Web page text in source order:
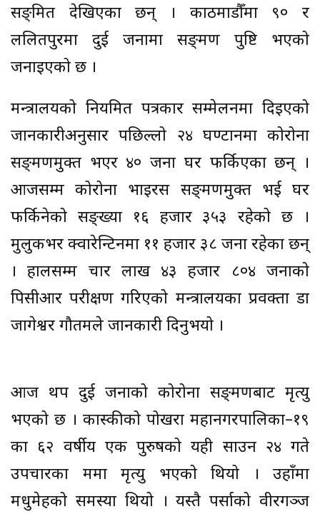
सङ्क्रमित देखिएका छन् । काठमाडौँमा ९० र
ललितपुरमा दुई जनामा सङ्क्रमण पुष्टि भएको
जनाइएको छ ।
मन्त्रालयको नियमित पत्रकार सम्मेलनमा दिइएको
जानकारीअनुसार पछिल्लो २४ घण्टानमा कोरोना
सङ्क्रमणमुक्त भएर ४० जना घर फर्किएका छन् ।
आजसम्म कोरोना भाइरस सङ्क्रमणमुक्त भई घर
फर्किनेको सङ्ख्या १६ हजार ३५३ रहेको छ ।
मुलुकभर क्वारेन्टिनमा ११ हजार ३८ जना रहेका छन्
। हालसम्म चार लाख ४३ हजार ८०४ जनाको
पिसीआर परीक्षण गरिएको मन्त्रालयका प्रवक्ता डा
जागेश्वर गौतमले जानकारी दिनुभयो ।
आज थप दुई जनाको कोरोना सङ्क्रमणबाट मृत्यु
भएको छ । कास्कीको पोखरा महानगरपालिका–१९
का ६२ वर्षीय एक पुरुषको यही साउन २४ गते
उपचारका क्रममा मृत्यु भएको थियो । उहाँमा
मधुमेहको समस्या थियो । यस्तै पर्साको वीरगञ्ज